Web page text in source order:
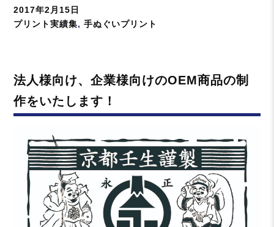
投
稿
2017年2月15日
カ
ー
プリント実績集,手ぬぐいプリント
法人様向け、企業様向けのOEM商品の制
作をいたします！